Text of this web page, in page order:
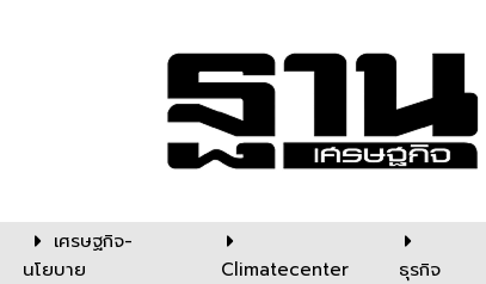
เศรษฐกิจ-
นโยบาย
Climatecenter ธุรกิจ